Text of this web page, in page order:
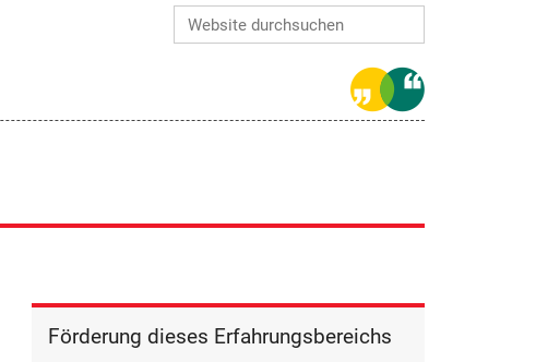
Erweiterte Suche…
Förderung dieses Erfahrungsbereichs